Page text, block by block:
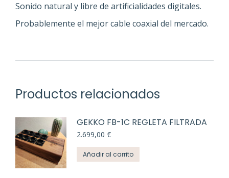
Sonido natural y libre de artificialidades digitales.
Probablemente el mejor cable coaxial del mercado.
Productos relacionados
GEKKO FB-1C REGLETA FILTRADA
2.699,00 €
Añadir al carrito